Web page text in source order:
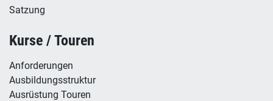
Satzung
Kurse / Touren
Anforderungen
Ausbildungsstruktur
Ausrüstung Touren